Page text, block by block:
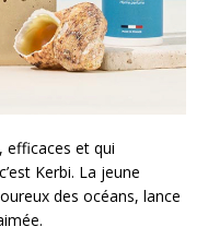
efficaces et qui
Kerbi. La jeune
des océans, lance